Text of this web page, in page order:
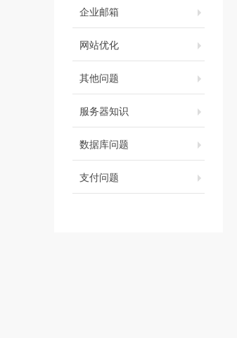
企业邮箱
网站优化
其他问题
服务器知识
数据库问题
支付问题